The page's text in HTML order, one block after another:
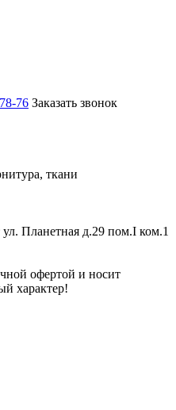
76 Заказать звонок
ткани
Планетная д.29 пом.I ком.1
офертой и носит
характер!